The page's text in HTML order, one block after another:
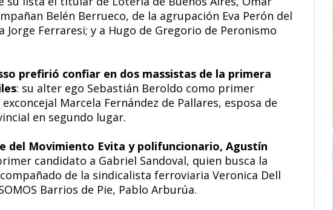
Belén Berrueco, de la agrupación Eva Perón del
Jorge Ferraresi; y a Hugo de Gregorio de Peronismo
prefirió confiar en dos massistas de la primera
: su alter ego Sebastián Beroldo como primer
Marcela Fernández de Pallares, esposa de
en segundo lugar.
del Movimiento Evita y polifuncionario, Agustín
candidato a Gabriel Sandoval, quien busca la
de la sindicalista ferroviaria Veronica Dell
Barrios de Pie, Pablo Arburúa.